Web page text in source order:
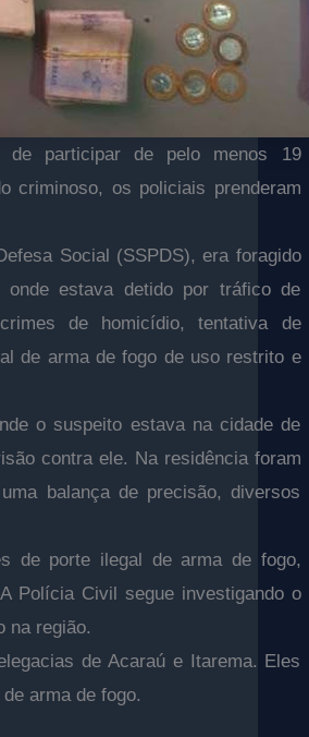
de participar de pelo menos 19
criminoso, os policiais prenderam
Social (SSPDS), era foragido
estava detido por tráfico de
de homicídio, tentativa de
de arma de fogo de uso restrito e
o suspeito estava na cidade de
contra ele. Na residência foram
balança de precisão, diversos
de porte ilegal de arma de fogo,
Polícia Civil segue investigando o
na região.
de Acaraú e Itarema. Eles
arma de fogo.